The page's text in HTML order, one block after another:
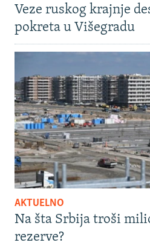
Veze ruskog krajnje
pokreta u Višegradu
AKTUELNO
Na šta Srbija troši
rezerve?